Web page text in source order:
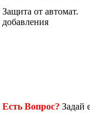
Защита от автомат.
добавления
Есть Вопрос? Задай